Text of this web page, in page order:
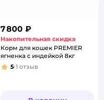
7 800 ₽
Накопительная скидка
Корм для кошек PREMIER
ягненка с индейкой 8кг
Рейтинг:
5 1 отзыв